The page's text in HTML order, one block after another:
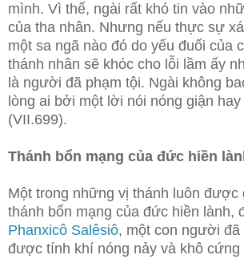
mình. Vì thế, ngài rất khó tin vào
của tha nhân. Nhưng nếu thực sự
một sa ngã nào đó do yếu đuối của
thánh nhân sẽ khóc cho lỗi lầm ấy
là người đã phạm tội. Ngài không
lòng ai bởi một lời nói nóng giận hay
(VII.699).
Thánh bổn mạng của đức hiền
Một trong những vị thánh luôn được
thánh bổn mạng của đức hiền lành,
Phanxicô Salêsiô, một con người
được tính khí nóng nảy và khô cứng